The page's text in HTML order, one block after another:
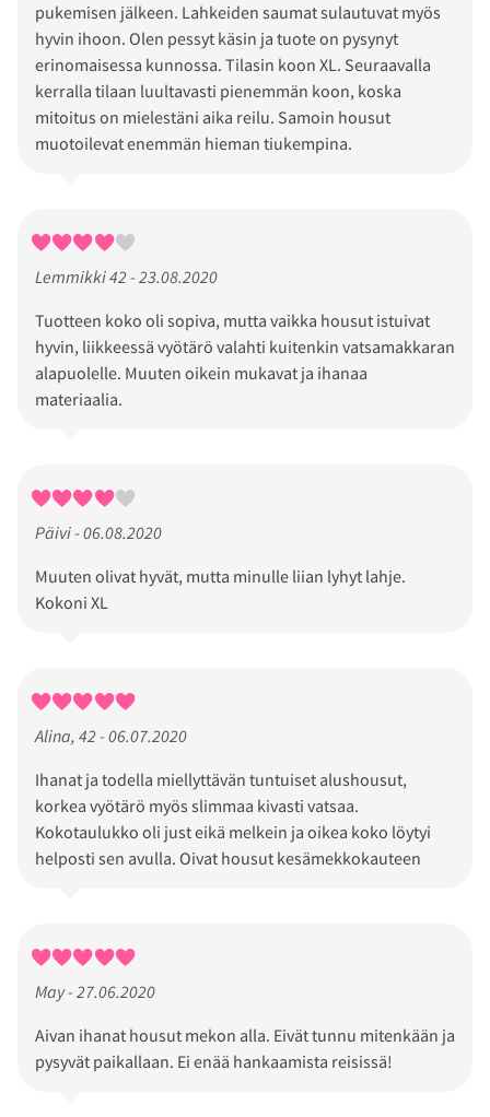
pukemisen jälkeen. Lahkeiden saumat sulautuvat myös
hyvin ihoon. Olen pessyt käsin ja tuote on pysynyt
erinomaisessa kunnossa. Tilasin koon XL. Seuraavalla
kerralla tilaan luultavasti pienemmän koon, koska
mitoitus on mielestäni aika reilu. Samoin housut
muotoilevat enemmän hieman tiukempina.
Lemmikki 42 - 23.08.2020
Tuotteen koko oli sopiva, mutta vaikka housut istuivat
hyvin, liikkeessä vyötärö valahti kuitenkin vatsamakkaran
alapuolelle. Muuten oikein mukavat ja ihanaa
materiaalia.
Päivi - 06.08.2020
Muuten olivat hyvät, mutta minulle liian lyhyt lahje.
Kokoni XL
Alina, 42 - 06.07.2020
Ihanat ja todella miellyttävän tuntuiset alushousut,
korkea vyötärö myös slimmaa kivasti vatsaa.
Kokotaulukko oli just eikä melkein ja oikea koko löytyi
helposti sen avulla. Oivat housut kesämekkokauteen
May - 27.06.2020
Aivan ihanat housut mekon alla. Eivät tunnu mitenkään ja
pysyvät paikallaan. Ei enää hankaamista reisissä!